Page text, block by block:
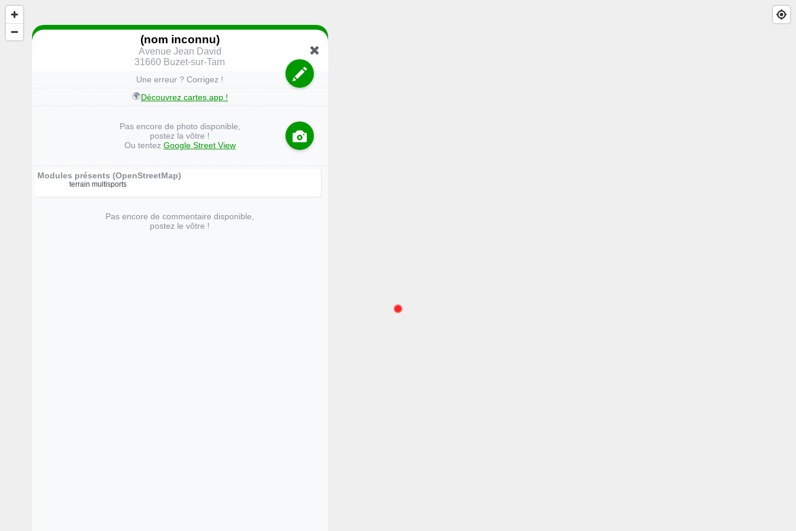
(nom inconnu)
Avenue Jean David
31660 Buzet-sur-Tarn
Une erreur ? Corrigez !
🌍Découvrez cartes.app !
Pas encore de photo disponible,
postez la vôtre !
Ou tentez Google Street View
Modules présents (OpenStreetMap)
terrain multisports
Pas encore de commentaire disponible,
postez le vôtre !